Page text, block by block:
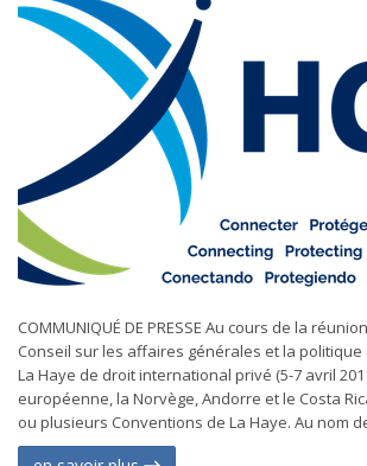
COMMUNIQUÉ DE PRESSE Au cours de la
Conseil sur les affaires générales et la
La Haye de droit international privé (5-7 avril
européenne, la Norvège, Andorre et le Costa
ou plusieurs Conventions de La Haye. Au nom